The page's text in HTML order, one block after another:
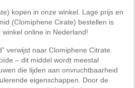
kopen in onze winkel. Lage prijs en
(Clomiphene Cirate) bestellen is
online in Nederland!
verwijst naar Clomiphene Citrate.
– dit middel wordt meestal
die lijden aan onvruchtbaarheid
eigenschappen. Door de